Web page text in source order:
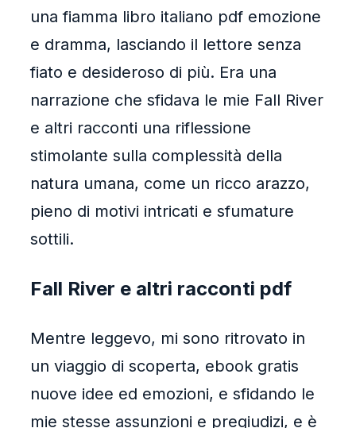
una fiamma libro italiano pdf emozione
e dramma, lasciando il lettore senza
fiato e desideroso di più. Era una
narrazione che sfidava le mie Fall River
e altri racconti una riflessione
stimolante sulla complessità della
natura umana, come un ricco arazzo,
pieno di motivi intricati e sfumature
sottili.
Fall River e altri racconti pdf
Mentre leggevo, mi sono ritrovato in
un viaggio di scoperta, ebook gratis
nuove idee ed emozioni, e sfidando le
mie stesse assunzioni e pregiudizi, e è